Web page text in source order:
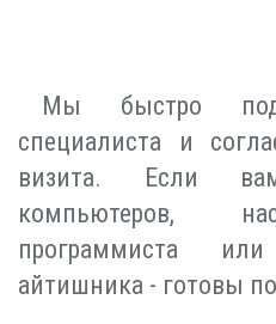
Мы быстро
специалиста и
визита. Если
компьютеров,
программиста
айтишника - готовы